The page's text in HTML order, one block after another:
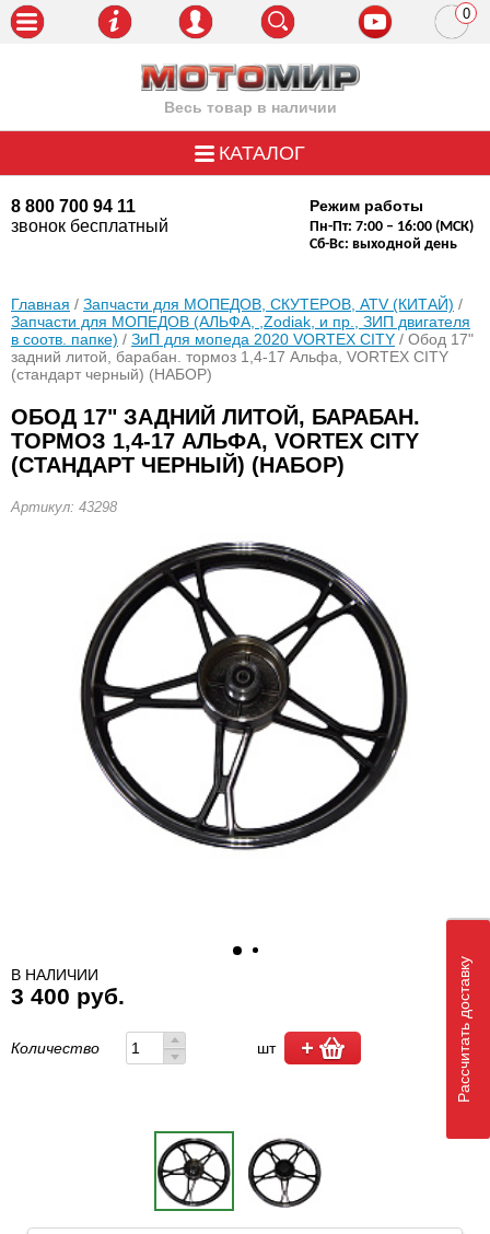
Весь товар в наличии
8 800 700 94 11
звонок бесплатный
Режим работы
Пн-Пт: 7:00 – 16:00 (МСК)
Сб-Вс: выходной день
0
КАТАЛОГ
Главная / Запчасти для МОПЕДОВ, СКУТЕРОВ, ATV (КИТАЙ) /
Запчасти для МОПЕДОВ (АЛЬФА, ,Zodiak, и пр., ЗИП двигателя
в соотв. папке) / ЗиП для мопеда 2020 VORTEX CITY / Обод 17"
задний литой, барабан. тормоз 1,4-17 Альфа, VORTEX CITY
(стандарт черный) (НАБОР)
ОБОД 17" ЗАДНИЙ ЛИТОЙ, БАРАБАН.
ТОРМОЗ 1,4-17 АЛЬФА, VORTEX CITY
(СТАНДАРТ ЧЕРНЫЙ) (НАБОР)
Артикул: 43298
В НАЛИЧИИ
3 400 руб.
Количество шт Рассчитать доставку